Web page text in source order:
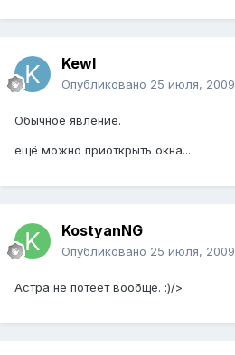
Kewl
Опубликовано 25 июля, 2009
Обычное явление.
ещё можно приоткрыть окна...
KostyanNG
Опубликовано 25 июля, 2009
Астра не потеет вообще. :)/>